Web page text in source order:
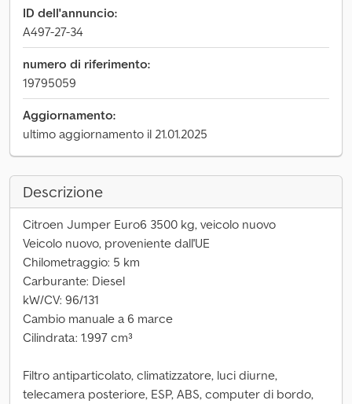
ID dell'annuncio:
A497-27-34
numero di riferimento:
19795059
Aggiornamento:
ultimo aggiornamento il 21.01.2025
Descrizione
Citroen Jumper Euro6 3500 kg, veicolo nuovo
Veicolo nuovo, proveniente dall'UE
Chilometraggio: 5 km
Carburante: Diesel
kW/CV: 96/131
Cambio manuale a 6 marce
Cilindrata: 1.997 cm³
Filtro antiparticolato, climatizzatore, luci diurne,
telecamera posteriore, ESP, ABS, computer di bordo,